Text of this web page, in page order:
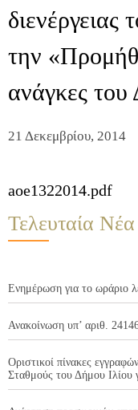
διενέργειας
την
ανάγκες
21 Δεκεμβρίου, 2014
aoe1322014.pdf
Τελευταία Νέα
Ενημέρωση για το ωράριο
Ανακοίνωση υπ’ αριθ.
Οριστικοί πίνακες
Σταθμούς του Δήμου Ιλίου